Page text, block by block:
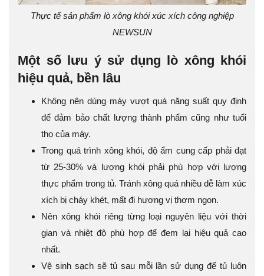
Thực tế sản phẩm lò xông khói xúc xích công nghiệp
NEWSUN
Một số lưu ý sử dụng lò xông khói
hiệu quả, bền lâu
Không nên dùng máy vượt quá năng suất quy định
để đảm bảo chất lượng thành phẩm cũng như tuổi
thọ của máy.
Trong quá trình xông khói, độ ẩm cung cấp phải đạt
từ 25-30% và lượng khói phải phù hợp với lượng
thực phẩm trong tủ. Tránh xông quá nhiều dễ làm xúc
xích bị cháy khét, mất đi hương vị thơm ngon.
Nên xông khói riêng từng loại nguyên liệu với thời
gian và nhiệt độ phù hợp để đem lại hiệu quả cao
nhất.
Vệ sinh sạch sẽ tủ sau mỗi lần sử dụng để tủ luôn